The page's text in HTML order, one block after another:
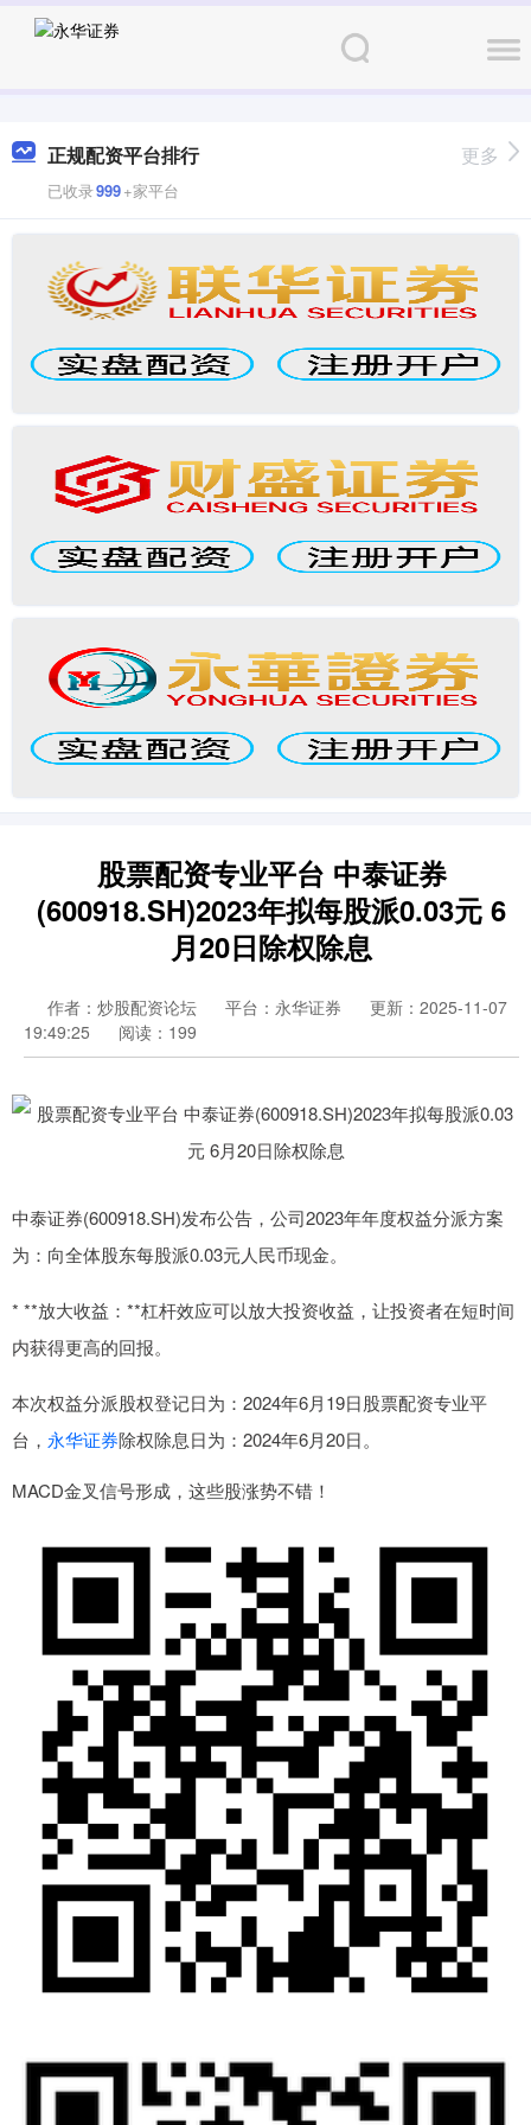
正规配资平台排行
已收录999+家平台
更多
股票配资专业平台 中泰证券
(600918.SH)2023年拟每股派0.03元 6
月20日除权除息
作者：炒股配资论坛 平台：永华证券
更新：2025-11-07
19:49:25
阅读：199
中泰证券(600918.SH)发布公告，公司2023年年度权益分派方案
为：向全体股东每股派0.03元人民币现金。
* **放大收益：**杠杆效应可以放大投资收益，让投资者在短时间
内获得更高的回报。
本次权益分派股权登记日为：2024年6月19日股票配资专业平
台， 永华证券除权除息日为：2024年6月20日。
MACD金叉信号形成，这些股涨势不错！